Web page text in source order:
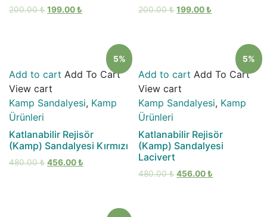
200.00₺ 199.00₺ 200.00₺ 199.00₺
5%
Add to cart Add To Cart
View cart
Kamp Sandalyesi, Kamp
Ürünleri
Katlanabilir Rejisör
(Kamp) Sandalyesi Kırmızı
480.00₺ 456.00₺
5%
Add to cart Add To Cart
View cart
Kamp Sandalyesi, Kamp
Ürünleri
Katlanabilir Rejisör
(Kamp) Sandalyesi
Lacivert
480.00₺ 456.00₺